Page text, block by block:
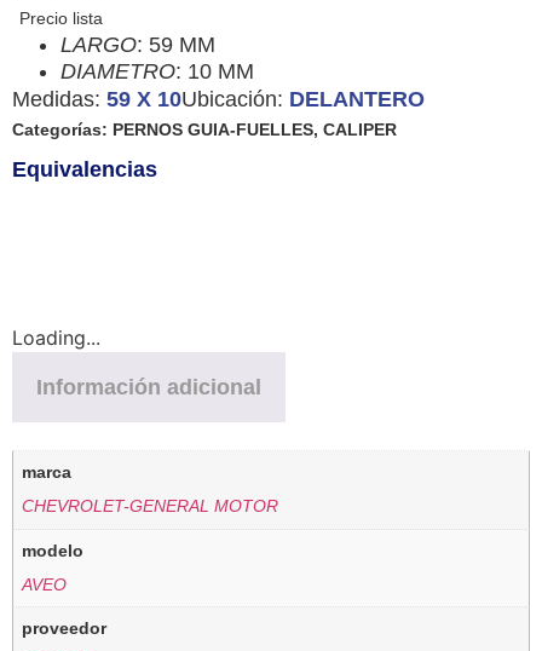
LARGO: 59 MM
DIAMETRO: 10 MM
Medidas: 59 X 10Ubicación: DELANTERO
Categorías: PERNOS GUIA-FUELLES, CALIPER
Equivalencias
Loading...
Información adicional
marca
CHEVROLET-GENERAL MOTOR
modelo
AVEO
proveedor